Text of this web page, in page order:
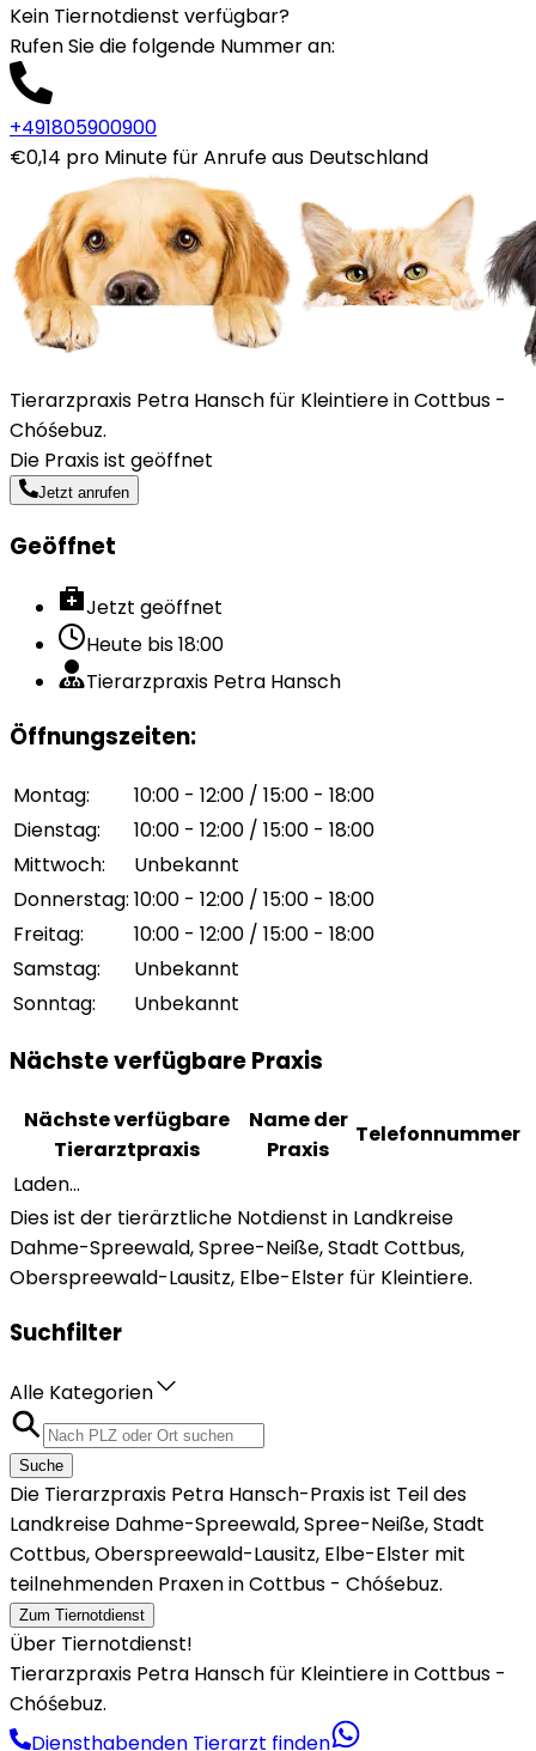
Kein Tiernotdienst verfügbar?
Rufen Sie die folgende Nummer an:
+491805900900
€0,14 pro Minute für Anrufe aus Deutschland
Tierarzpraxis Petra Hansch für Kleintiere in Cottbus -
Chóśebuz.
Die Praxis ist geöffnet
Jetzt anrufen
Geöffnet
Jetzt geöffnet
Heute bis18:00
Tierarzpraxis Petra Hansch
Öffnungszeiten:
Montag:
10:00 - 12:00 / 15:00 - 18:00
Dienstag:
10:00 - 12:00 / 15:00 - 18:00
Mittwoch:
Unbekannt
Donnerstag: 10:00 - 12:00 / 15:00 - 18:00
Freitag:
10:00 - 12:00 / 15:00 - 18:00
Samstag:
Unbekannt
Sonntag: Unbekannt
Nächste verfügbare Praxis
Nächste verfügbare
Tierarztpraxis
Name der
Praxis
Telefonnummer
Laden...
Dies ist der tierärztliche Notdienst in Landkreise
Dahme-Spreewald, Spree-Neiße, Stadt Cottbus,
Oberspreewald-Lausitz, Elbe-Elster für Kleintiere.
Suchfilter
Alle Kategorien
Suche
Die Tierarzpraxis Petra Hansch-Praxis ist Teil des
Landkreise Dahme-Spreewald, Spree-Neiße, Stadt
Cottbus, Oberspreewald-Lausitz, Elbe-Elster mit
teilnehmenden Praxen in Cottbus - Chóśebuz.
Zum Tiernotdienst
Über Tiernotdienst!
Tierarzpraxis Petra Hansch für Kleintiere in Cottbus -
Chóśebuz.
Diensthabenden Tierarzt finden